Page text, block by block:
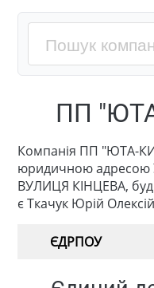
ПП
Компанія ПП "ЮТА-
юридичною адресою
ВУЛИЦЯ КІНЦЕВА,
є Ткачук Юрій
ЄДРПОУ